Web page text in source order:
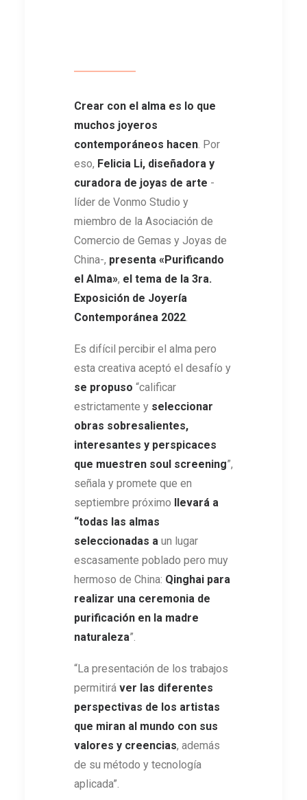
Crear con el alma es lo que
muchos joyeros
contemporáneos hacen. Por
eso, Felicia Li, diseñadora y
curadora de joyas de arte -
líder de Vonmo Studio y
miembro de la Asociación de
Comercio de Gemas y Joyas de
China-, presenta «Purificando
el Alma», el tema de la 3ra.
Exposición de Joyería
Contemporánea 2022.
Es difícil percibir el alma pero
esta creativa aceptó el desafío y
se propuso “calificar
estrictamente y seleccionar
obras sobresalientes,
interesantes y perspicaces
que muestren soul screening”,
señala y promete que en
septiembre próximo llevará a
“todas las almas
seleccionadas a un lugar
escasamente poblado pero muy
hermoso de China: Qinghai para
realizar una ceremonia de
purificación en la madre
naturaleza”.
“La presentación de los trabajos
permitirá ver las diferentes
perspectivas de los artistas
que miran al mundo con sus
valores y creencias, además
de su método y tecnología
aplicada”.